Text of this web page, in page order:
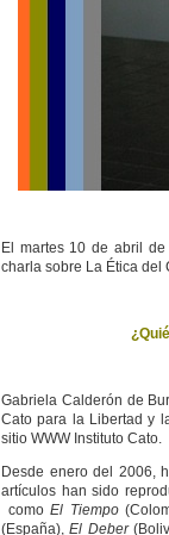
El martes 10 de abril
charla sobre La Ética del
Gabriela Calderón de
Cato para la Libertad y
sitio WWW Instituto Cato.
Desde enero del 2006,
artículos han sido
comoEl Tiempo
(España),El Deber